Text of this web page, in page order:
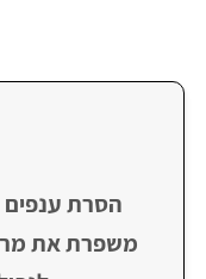
הסרת ענפים
משפרת את